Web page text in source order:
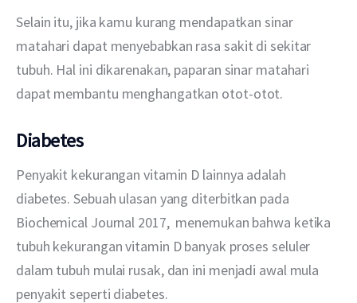
Selain itu, jika kamu kurang mendapatkan sinar
matahari dapat menyebabkan rasa sakit di sekitar
tubuh. Hal ini dikarenakan, paparan sinar matahari
dapat membantu menghangatkan otot-otot.
Diabetes
Penyakit kekurangan vitamin D lainnya adalah
diabetes. Sebuah ulasan yang diterbitkan pada
Biochemical Journal 2017,  menemukan bahwa ketika
tubuh kekurangan vitamin D banyak proses seluler
dalam tubuh mulai rusak, dan ini menjadi awal mula
penyakit seperti diabetes.